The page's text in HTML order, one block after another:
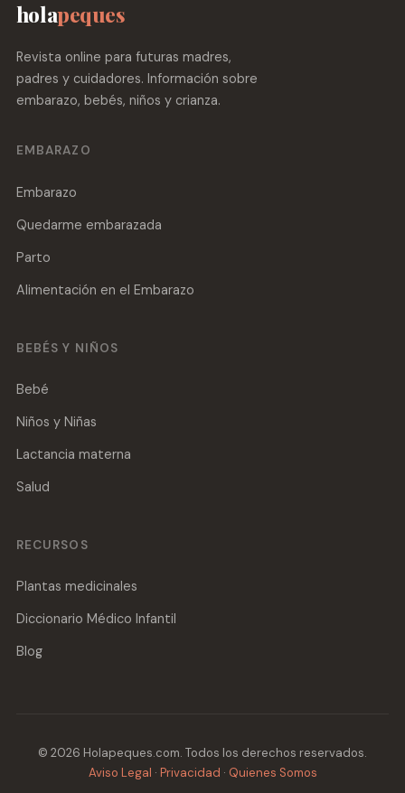
holapeques
Revista online para futuras madres,
padres y cuidadores. Información sobre
embarazo, bebés, niños y crianza.
EMBARAZO
Embarazo
Quedarme embarazada
Parto
Alimentación en el Embarazo
BEBÉS Y NIÑOS
Bebé
Niños y Niñas
Lactancia materna
Salud
RECURSOS
Plantas medicinales
Diccionario Médico Infantil
Blog
© 2026 Holapeques.com. Todos los derechos reservados.
Aviso Legal · Privacidad · Quienes Somos